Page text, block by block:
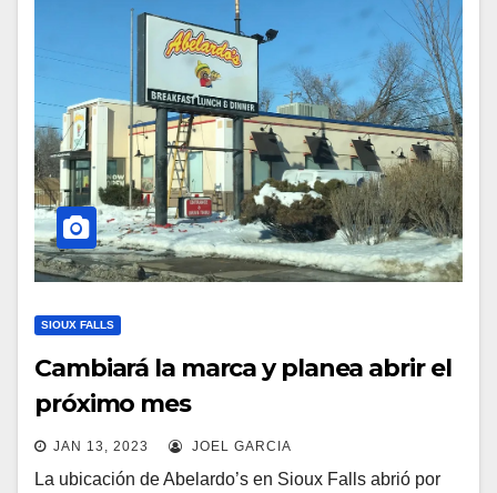
SIOUX FALLS
Cambiará la marca y planea abrir el
próximo mes
JAN 13, 2023 JOEL GARCIA
La ubicación de Abelardo’s en Sioux Falls abrió por